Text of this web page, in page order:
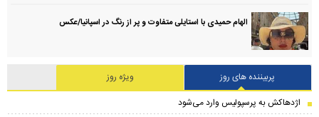
الهام حمیدی با استایلی متفاوت و پر از رنگ در اسپانیا/عکس
پربیننده های روز
ویژه روز
اژدهاکش به پرسپولیس وارد می‌شود